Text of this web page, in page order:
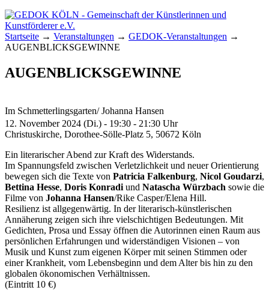
GEDOK KÖLN
Gemeinschaft der Künstlerinnen und
Kunstförderer e.V.
Startseite → Veranstaltungen → GEDOK-Veranstaltungen →
AUGENBLICKSGEWINNE
AUGENBLICKSGEWINNE
Im Schmetterlingsgarten/ Johanna Hansen
12. November 2024 (Di.) - 19:30 - 21:30 Uhr
Christuskirche, Dorothee-Sölle-Platz 5, 50672 Köln
Ein literarischer Abend zur Kraft des Widerstands.
Im Spannungsfeld zwischen Verletzlichkeit und neuer Orientierung
bewegen sich die Texte von Patricia Falkenburg, Nicol Goudarzi,
Bettina Hesse, Doris Konradi und Natascha Würzbach sowie die
Filme von Johanna Hansen/Rike Casper/Elena Hill.
Resilienz ist allgegenwärtig. In der literarisch-künstlerischen
Annäherung zeigen sich ihre vielschichtigen Bedeutungen. Mit
Gedichten, Prosa und Essay öffnen die Autorinnen einen Raum aus
persönlichen Erfahrungen und widerständigen Visionen – von
Musik und Kunst zum eigenen Körper mit seinen Stimmen oder
einer Krankheit, vom Lebensbeginn und dem Alter bis hin zu den
globalen ökonomischen Verhältnissen.
(Eintritt 10 €)